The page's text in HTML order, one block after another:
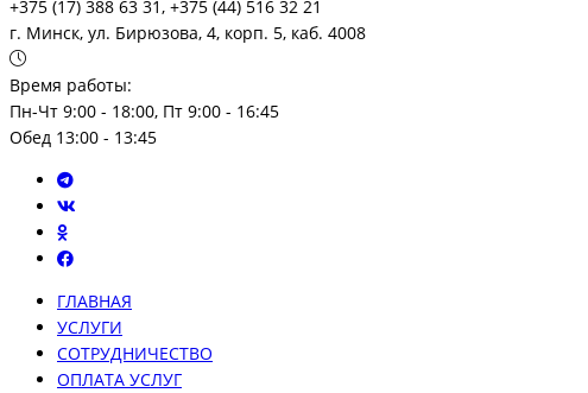
+375 (17) 388 63 31, +375 (44) 516 32 21
г. Минск, ул. Бирюзова, 4, корп. 5, каб. 4008
Время работы:
Пн-Чт 9:00 - 18:00, Пт 9:00 - 16:45
Обед 13:00 - 13:45
ГЛАВНАЯ
УСЛУГИ
СОТРУДНИЧЕСТВО
ОПЛАТА УСЛУГ